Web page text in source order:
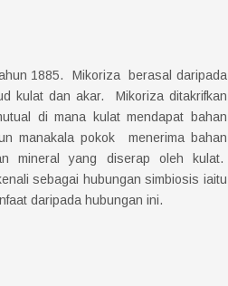
1885. Mikoriza berasal daripada
kulat dan akar. Mikoriza ditakrifkan
di mana kulat mendapat bahan
manakala pokok menerima bahan
mineral yang diserap oleh kulat.
sebagai hubungan simbiosis iaitu
daripada hubungan ini.